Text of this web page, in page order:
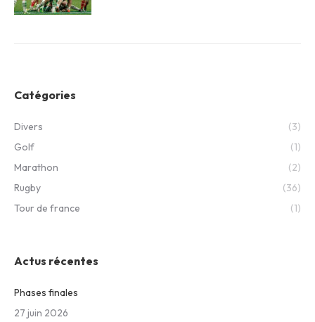
Catégories
Divers
(3)
Golf
(1)
Marathon
(2)
Rugby
(36)
Tour de france
(1)
Actus récentes
Phases finales
27 juin 2026